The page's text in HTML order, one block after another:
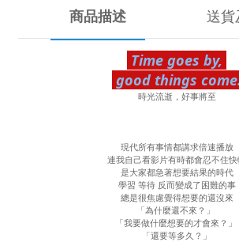
商品描述 送貨
Time goes by,
good things
時光流逝，好事將至
現代所有事情都講求倍速播放
連我自己看影片有時都會忍不住
是大家都急著想要結果的時代
學習 等待 反而變成了困難的事
總是很焦慮覺得想要的還沒來
「為什麼還不來？」
「我要做什麼想要的才會來？」
「還要等多久？」